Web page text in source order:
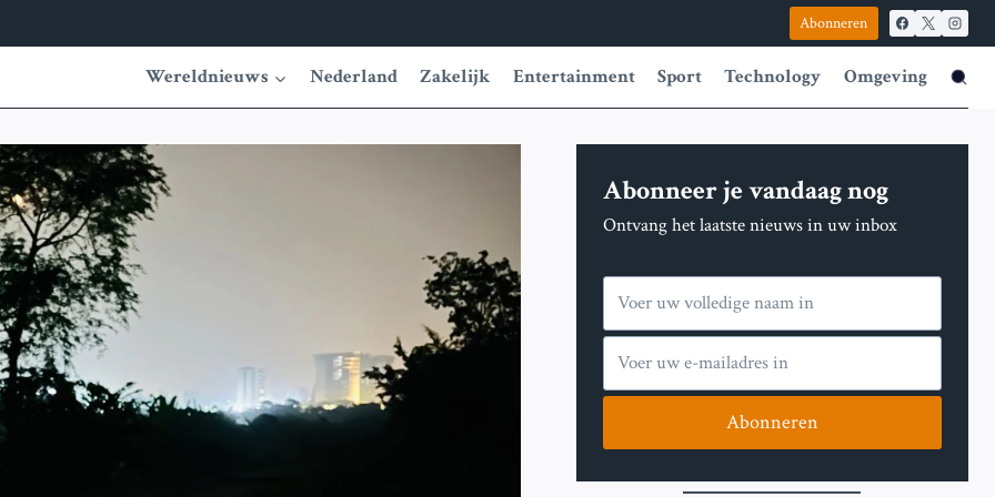
Abonneren
Wereldnieuws Nederland Zakelijk Entertainment Sport Technology Omgeving
Abonneer je vandaag nog
Ontvang het laatste nieuws in uw inbox
Abonneren